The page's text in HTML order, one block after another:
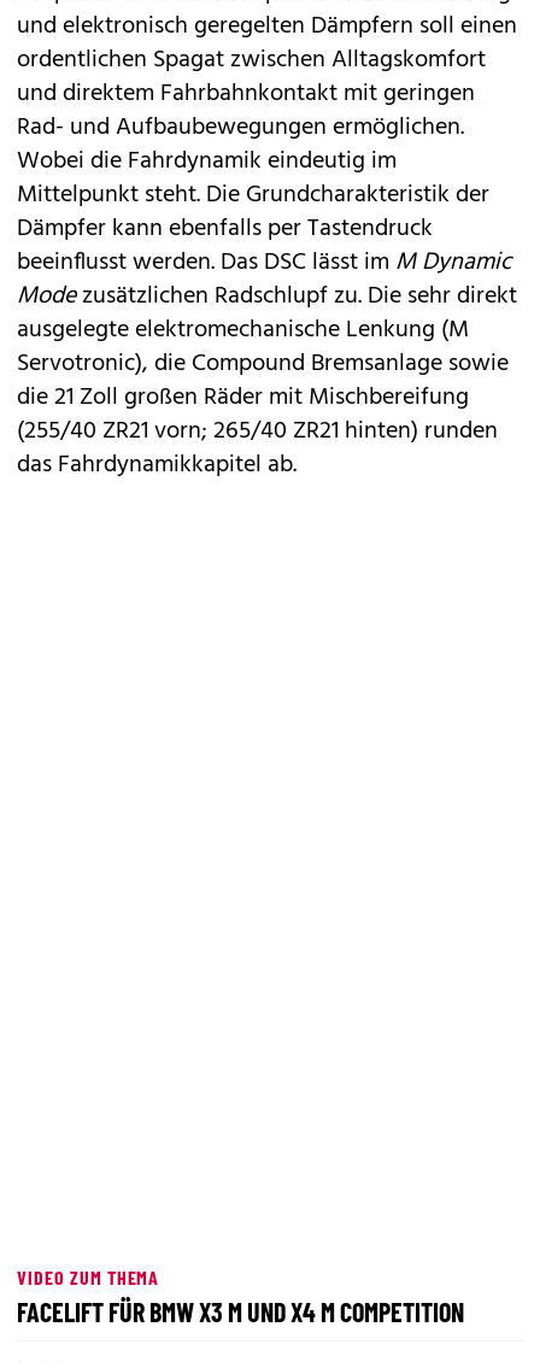
und elektronisch geregelten Dämpfern soll einen
ordentlichen Spagat zwischen Alltagskomfort
und direktem Fahrbahnkontakt mit geringen
Rad- und Aufbaubewegungen ermöglichen.
Wobei die Fahrdynamik eindeutig im
Mittelpunkt steht. Die Grundcharakteristik der
Dämpfer kann ebenfalls per Tastendruck
beeinflusst werden. Das DSC lässt im M Dynamic
Modezusätzlichen Radschlupf zu. Die sehr direkt
ausgelegte elektromechanische Lenkung (M
Servotronic), die Compound Bremsanlage sowie
die 21 Zoll großen Räder mit Mischbereifung
(255/40 ZR21 vorn; 265/40 ZR21 hinten) runden
das Fahrdynamikkapitel ab.
VIDEO ZUM THEMA
FACELIFT FÜR BMW X3 M UND X4 M COMPETITION